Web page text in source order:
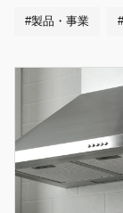
#製品・事業